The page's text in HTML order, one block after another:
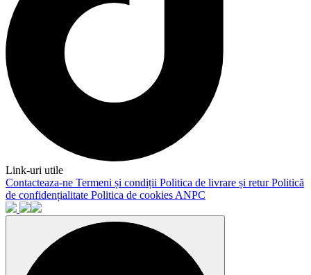
Link-uri utile
Contacteaza-ne Termeni și condiții Politica de livrare și returPolitică
de confidențialitate Politica de cookies ANPC